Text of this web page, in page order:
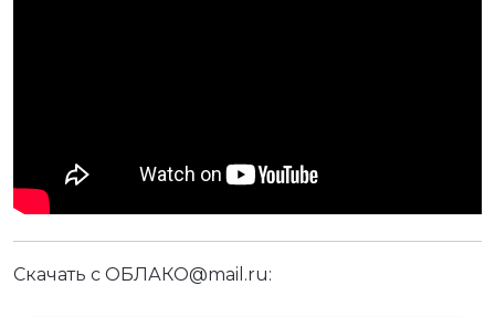
Скачать с ОБЛАКО@mail.ru: